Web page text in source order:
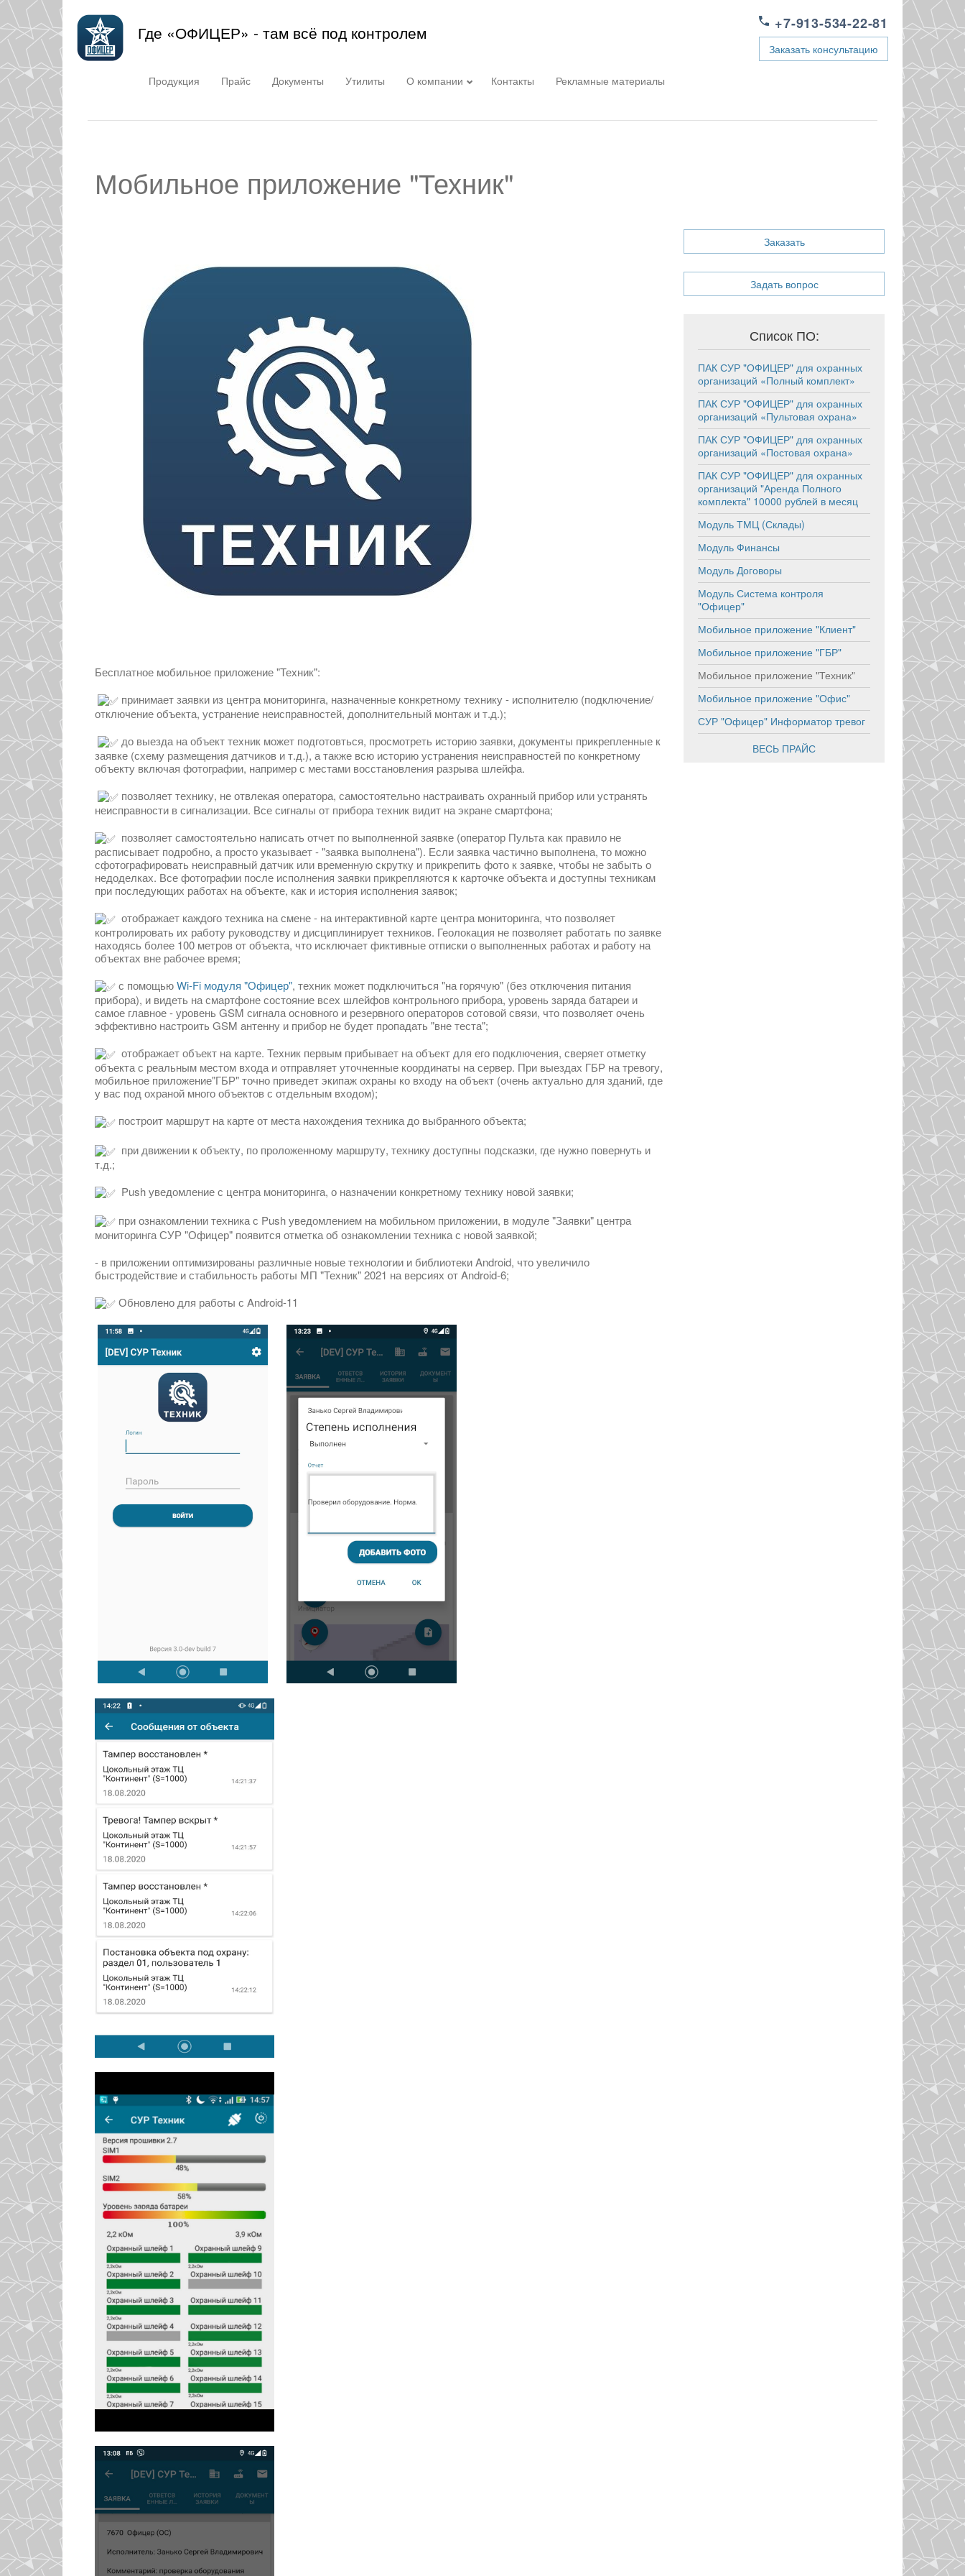
Где «ОФИЦЕР» - там всё под контролем +7-913-534-22-81
Заказать консультацию
Продукция Прайс Документы Утилиты О компании Контакты Рекламные материалы
Мобильное приложение "Техник"
Бесплатное мобильное приложение "Техник":
принимает заявки из центра мониторинга, назначенные конкретному технику - исполнителю (подключение/
отключение объекта, устранение неисправностей, дополнительный монтаж и т.д.);
до выезда на объект техник может подготовться, просмотреть историю заявки, документы прикрепленные к
заявке (схему размещения датчиков и т.д.), а также всю историю устранения неисправностей по конкретному
объекту включая фотографии, например с местами восстановления разрыва шлейфа.
позволяет технику, не отвлекая оператора, самостоятельно настраивать охранный прибор или устранять
неисправности в сигнализации. Все сигналы от прибора техник видит на экране смартфона;
позволяет самостоятельно написать отчет по выполненной заявке (оператор Пульта как правило не
расписывает подробно, а просто указывает - "заявка выполнена"). Если заявка частично выполнена, то можно
сфотографировать неисправный датчик или временную скрутку и прикрепить фото к заявке, чтобы не забыть о
недоделках. Все фотографии после исполнения заявки прикрепляются к карточке объекта и доступны техникам
при последующих работах на объекте, как и история исполнения заявок;
отображает каждого техника на смене - на интерактивной карте центра мониторинга, что позволяет
контролировать их работу руководству и дисциплинирует техников. Геолокация не позволяет работать по заявке
находясь более 100 метров от объекта, что исключает фиктивные отписки о выполненных работах и работу на
объектах вне рабочее время;
с помощьюWi-Fi модуля "Офицер", техник может подключиться "на горячую" (без отключения питания
прибора), и видеть на смартфоне состояние всех шлейфов контрольного прибора, уровень заряда батареи и
самое главное - уровень GSM сигнала основного и резервного операторов сотовой связи, что позволяет очень
эффективно настроить GSM антенну и прибор не будет пропадать "вне теста";
отображает объект на карте. Техник первым прибывает на объект для его подключения, сверяет отметку
объекта с реальным местом входа и отправляет уточненные координаты на сервер. При выездах ГБР на тревогу,
мобильное приложение"ГБР" точно приведет экипаж охраны ко входу на объект (очень актуально для зданий, где
у вас под охраной много объектов с отдельным входом);
построит маршрут на карте от места нахождения техника до выбранного объекта;
при движении к объекту, по проложенному маршруту, технику доступны подсказки, где нужно повернуть и
т.д.;
Push уведомление с центра мониторинга, о назначении конкретному технику новой заявки;
при ознакомлении техника с Push уведомлением на мобильном приложении, в модуле "Заявки" центра
мониторинга СУР "Офицер" появится отметка об ознакомлении техника с новой заявкой;
- в приложении оптимизированы различные новые технологии и библиотеки Android, что увеличило
быстродействие и стабильность работы МП "Техник" 2021 на версиях от Android-6;
Обновлено для работы с Android-11
Заказать
Задать вопрос
Список ПО:
ПАК СУР "ОФИЦЕР" для охранных
организаций «Полный комплект»
ПАК СУР "ОФИЦЕР" для охранных
организаций «Пультовая охрана»
ПАК СУР "ОФИЦЕР" для охранных
организаций «Постовая охрана»
ПАК СУР "ОФИЦЕР" для охранных
организаций "Аренда Полного
комплекта" 10000 рублей в месяц
Модуль ТМЦ (Склады)
Модуль Финансы
Модуль Договоры
Модуль Система контроля
"Офицер"
Мобильное приложение "Клиент"
Мобильное приложение "ГБР"
Мобильное приложение "Техник"
Мобильное приложение "Офис"
СУР "Офицер" Информатор тревог
ВЕСЬ ПРАЙС